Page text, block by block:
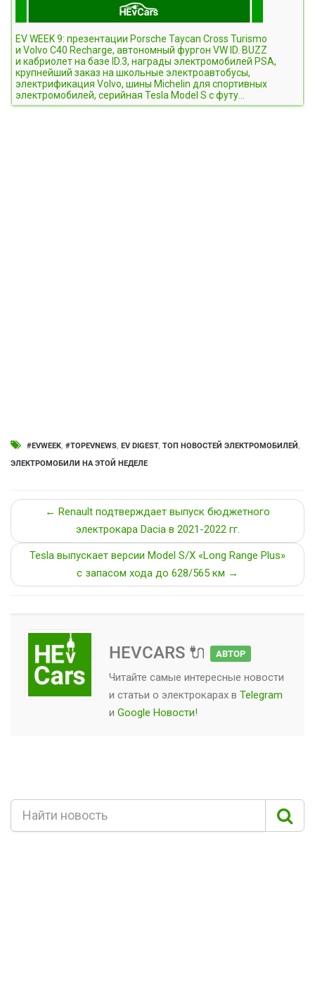
EV WEEK 9: презентации Porsche Taycan Cross Turismo
и Volvo C40 Recharge, автономный фургон VW ID. BUZZ
и кабриолет на базе ID.3, награды электромобилей PSA,
крупнейший заказ на школьные электроавтобусы,
электрификация Volvo, шины Michelin для спортивных
электромобилей, серийная Tesla Model S c футу...
#EVWEEK, #TOPEVNEWS, EV DIGEST, ТОП НОВОСТЕЙ ЭЛЕКТРОМОБИЛЕЙ,
ЭЛЕКТРОМОБИЛИ НА ЭТОЙ НЕДЕЛЕ
← Renault подтверждает выпуск бюджетного
электрокара Dacia в 2021-2022 гг.
Tesla выпускает версии Model S/X «Long Range Plus»
с запасом хода до 628/565 км →
HEVCARS 🔌 АВТОР
Читайте самые интересные новости
и статьи о электрокарах в Telegram
и Google Новости!